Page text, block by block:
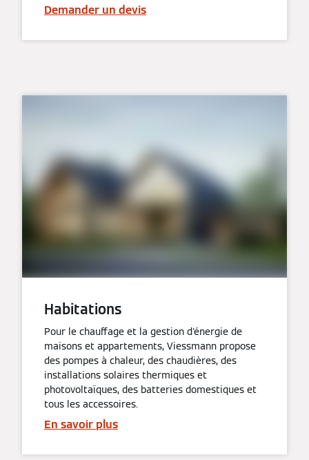
Demander un devis
Habitations
Pour le chauffage et la gestion d'énergie de
maisons et appartements, Viessmann propose
des pompes à chaleur, des chaudières, des
installations solaires thermiques et
photovoltaïques, des batteries domestiques et
tous les accessoires.
En savoir plus